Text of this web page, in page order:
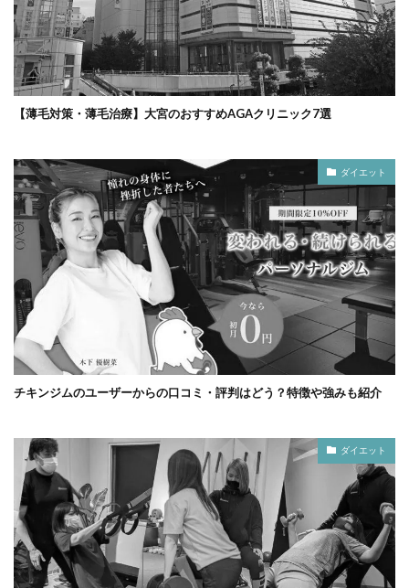
【薄毛対策・薄毛治療】大宮のおすすめAGAクリニック7選
ダイエット
チキンジムのユーザーからの口コミ・評判はどう？特徴や強みも紹介
ダイエット